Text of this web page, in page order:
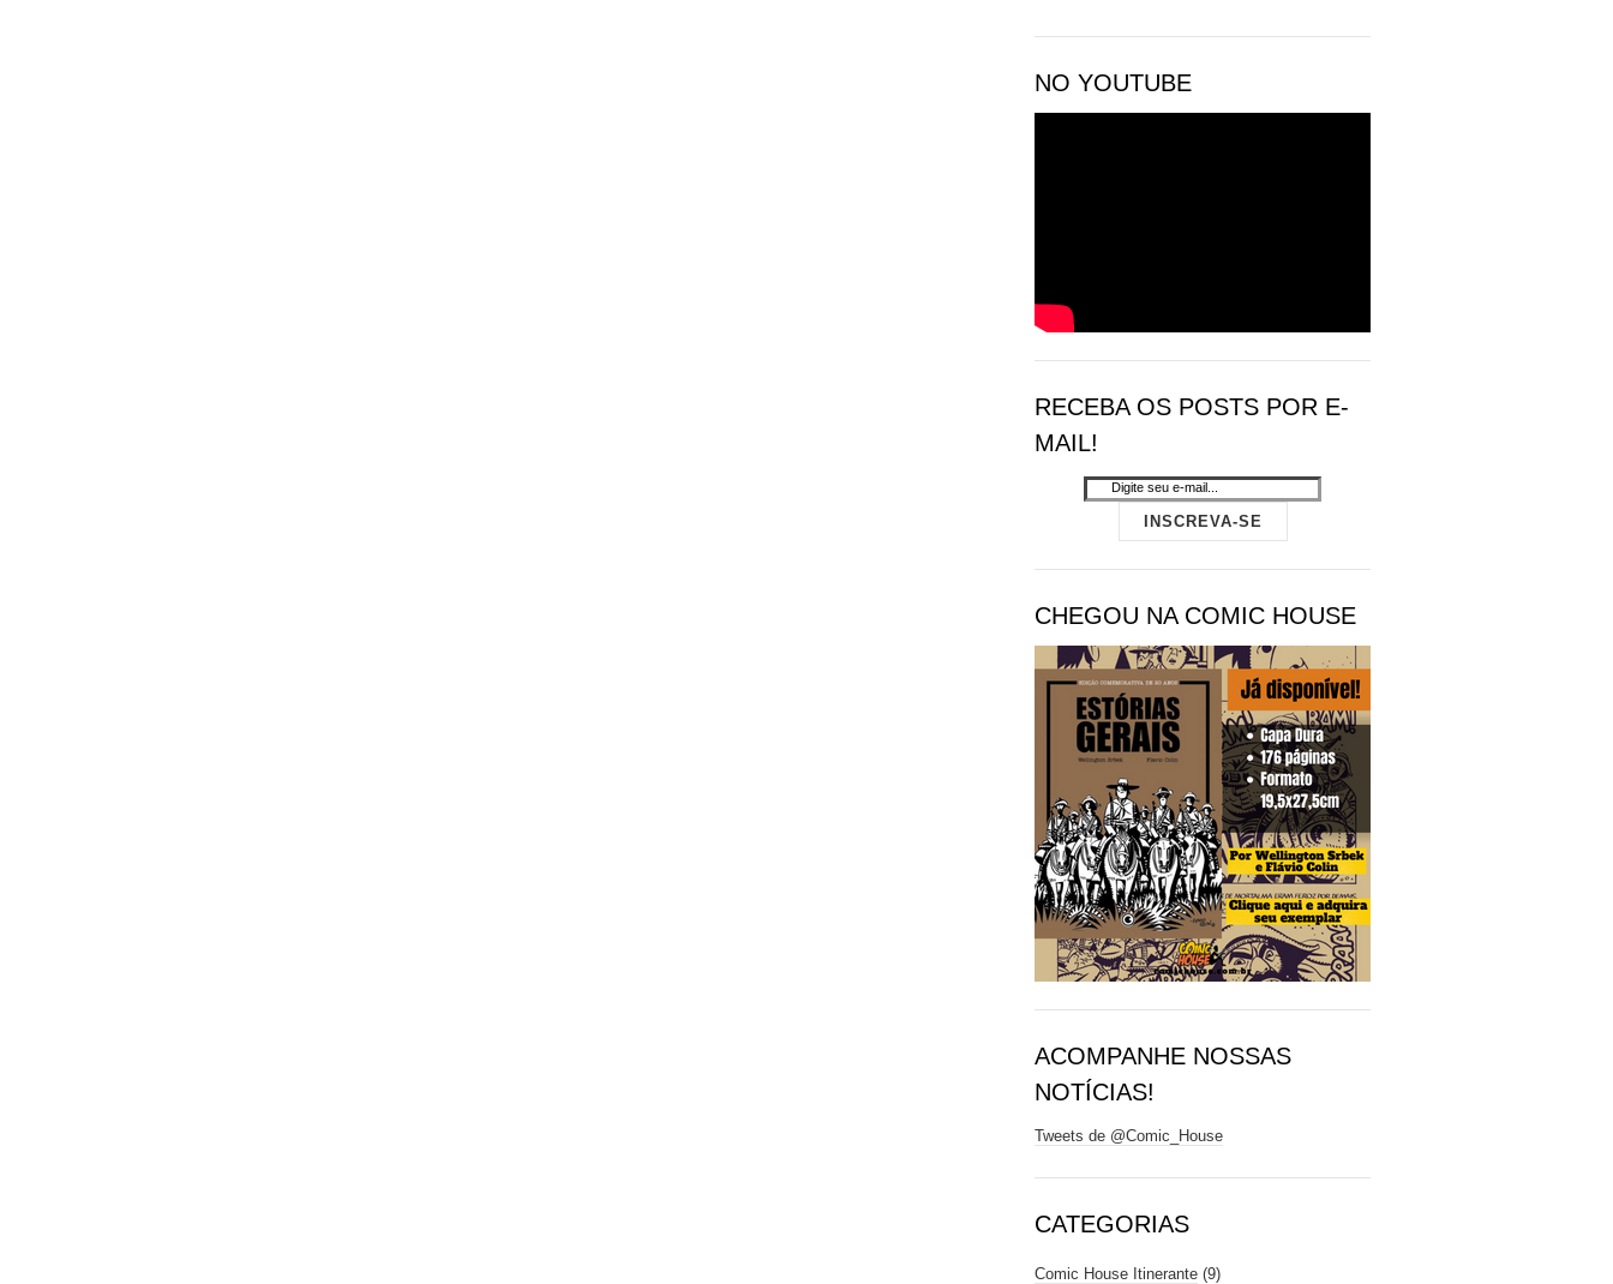
NO YOUTUBE
RECEBA OS POSTS POR E-
MAIL!
CHEGOU NA COMIC HOUSE
ACOMPANHE NOSSAS
NOTÍCIAS!
Tweets de @Comic_House
CATEGORIAS
Comic House Itinerante (9)